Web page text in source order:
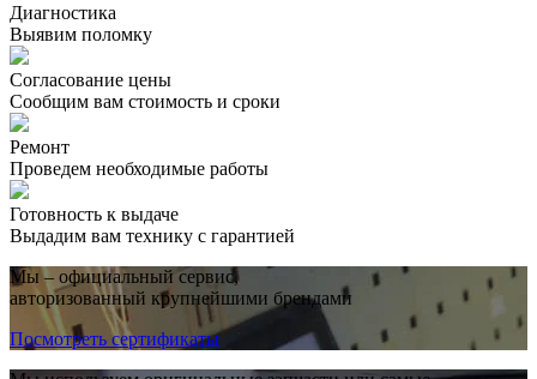
Диагностика
Выявим поломку
Согласование цены
Сообщим вам стоимость и сроки
Ремонт
Проведем необходимые работы
Готовность к выдаче
Выдадим вам технику с гарантией
Мы – официальный сервис,
авторизованный крупнейшими брендами
Посмотреть сертификаты